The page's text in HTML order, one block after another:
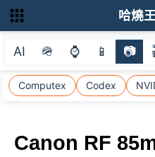
AI 🪖 ⌚ 📱 📷
Computex Codex
哈燒
Canon RF